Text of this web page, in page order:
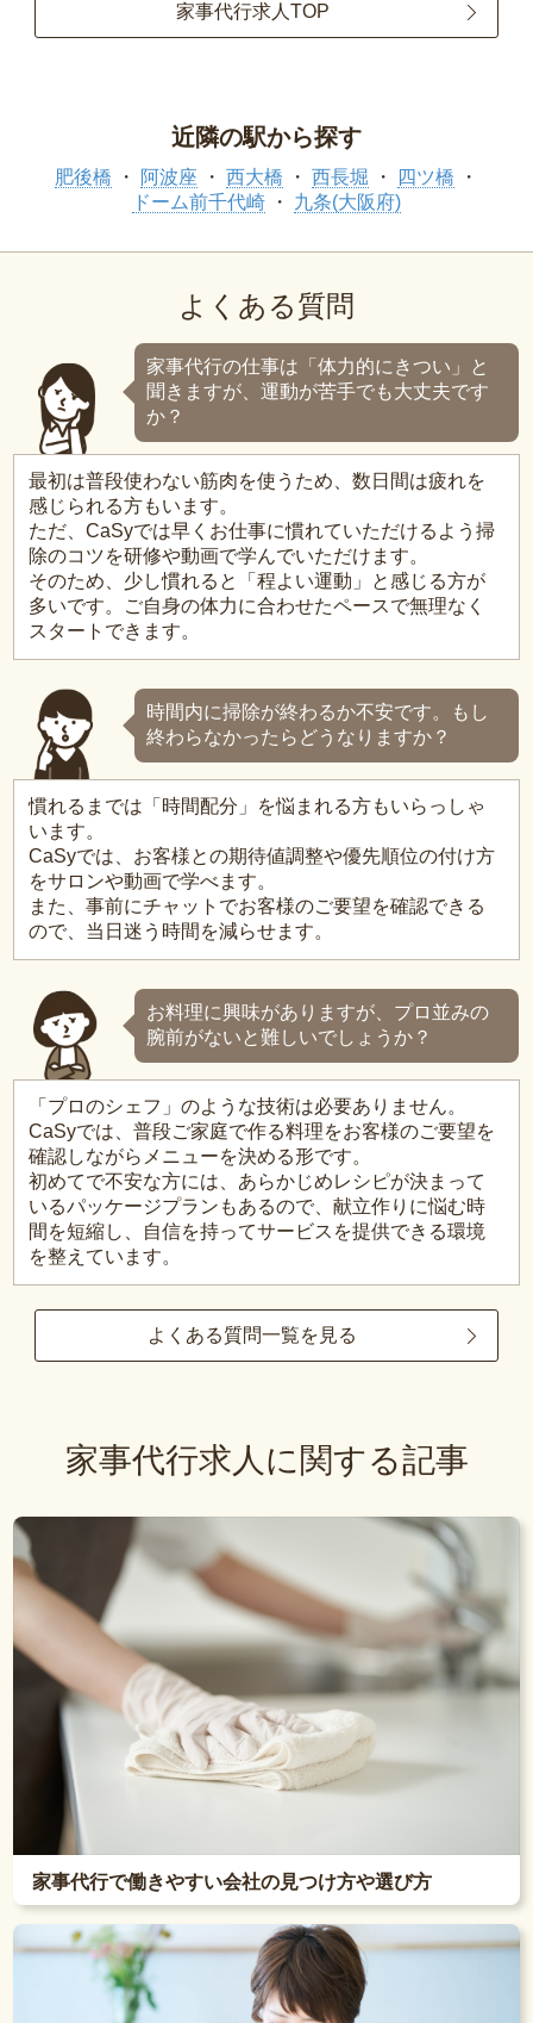
家事代行求人TOP
近隣の駅から探す
肥後橋 阿波座 西大橋 西長堀
四ツ橋
ドーム前千代崎
九条(大阪府)
よくある質問
家事代行の仕事は「体力的にきつい」と
聞きますが、運動が苦手でも大丈夫です
か？
最初は普段使わない筋肉を使うため、数日間は疲れを
感じられる方もいます。
ただ、CaSyでは早くお仕事に慣れていただけるよう掃
除のコツを研修や動画で学んでいただけます。
そのため、少し慣れると「程よい運動」と感じる方が
多いです。ご自身の体力に合わせたペースで無理なく
スタートできます。
時間内に掃除が終わるか不安です。もし
終わらなかったらどうなりますか？
慣れるまでは「時間配分」を悩まれる方もいらっしゃ
います。
CaSyでは、お客様との期待値調整や優先順位の付け方
をサロンや動画で学べます。
また、事前にチャットでお客様のご要望を確認できる
ので、当日迷う時間を減らせます。
お料理に興味がありますが、プロ並みの
腕前がないと難しいでしょうか？
「プロのシェフ」のような技術は必要ありません。
CaSyでは、普段ご家庭で作る料理をお客様のご要望を
確認しながらメニューを決める形です。
初めてで不安な方には、あらかじめレシピが決まって
いるパッケージプランもあるので、献立作りに悩む時
間を短縮し、自信を持ってサービスを提供できる環境
を整えています。
よくある質問一覧を見る
家事代行求人に関する記事
家事代行で働きやすい会社の見つけ方や選び方